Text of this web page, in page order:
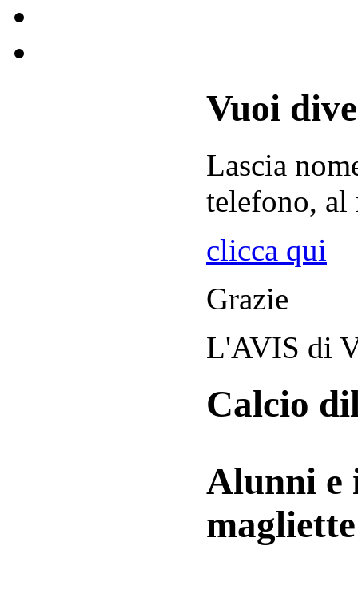
Vuoi
Lascia
telefono, al
clicca qui
Grazie
L'AVIS di
Calcio
Alunni e